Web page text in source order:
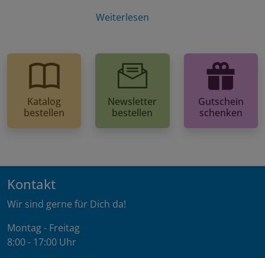
Weiterlesen
Katalog
bestellen
Newsletter
bestellen
Gutschein
schenken
Kontakt
Wir sind gerne für Dich da!
Montag - Freitag
8:00 - 17:00 Uhr